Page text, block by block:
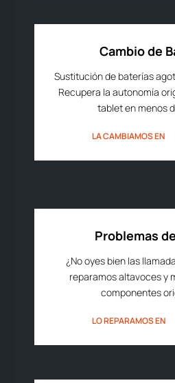
Cambio de
Sustitución de baterías
Recupera la autonomía
tablet en menos
LA CAMBIAMOS EN
Problemas
¿No oyes bien las
reparamos altavoces y
componentes
LO REPARAMOS EN